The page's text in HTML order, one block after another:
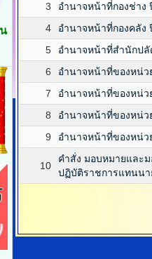
3
อำนาจหน้าที่กองช่าง
4
อำนาจหน้าที่กองคลัง
5
อำนาจหน้าที่สำนักปลั
6
อำนาจหน้าที่ของหน่
7
อำนาจหน้าที่ของหน่ว
8
อำนาจหน้าที่ของหน่ว
9
อำนาจหน้าที่ของหน่
10
คำสั่ง มอบหมายและ
ปฏิบัติราชการแทนนา